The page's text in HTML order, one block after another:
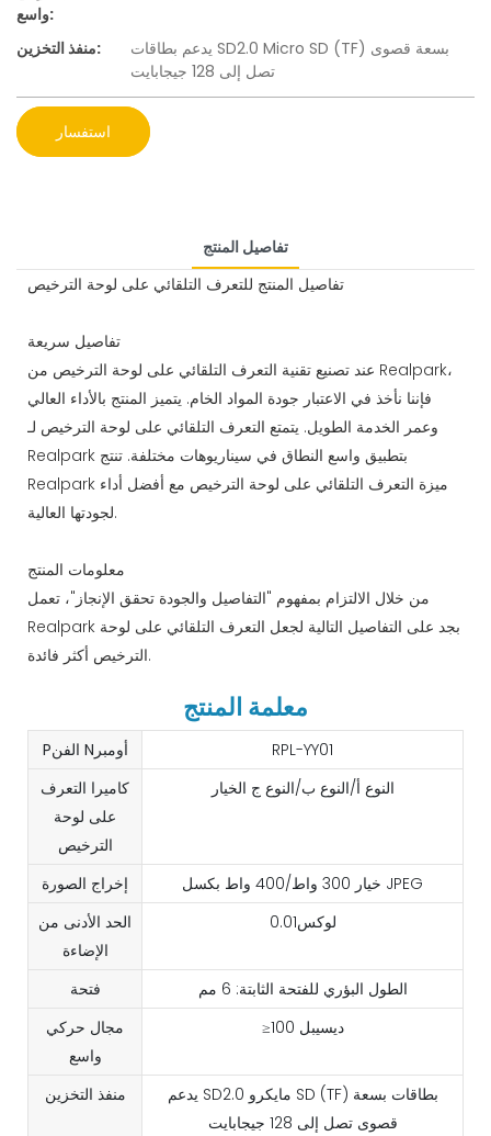
واسع:
منفذ التخزين:
يدعم بطاقات SD2.0 Micro SD (TF) بسعة قصوى
تصل إلى 128 جيجابايت
استفسار
تفاصيل المنتج
تفاصيل المنتج للتعرف التلقائي على لوحة الترخيص
تفاصيل سريعة
عند تصنيع تقنية التعرف التلقائي على لوحة الترخيص من Realpark،
فإننا نأخذ في الاعتبار جودة المواد الخام. يتميز المنتج بالأداء العالي
وعمر الخدمة الطويل. يتمتع التعرف التلقائي على لوحة الترخيص لـ
Realpark بتطبيق واسع النطاق في سيناريوهات مختلفة. تنتج
Realpark ميزة التعرف التلقائي على لوحة الترخيص مع أفضل أداء
لجودتها العالية.
معلومات المنتج
من خلال الالتزام بمفهوم "التفاصيل والجودة تحقق الإنجاز"، تعمل
Realpark بجد على التفاصيل التالية لجعل التعرف التلقائي على لوحة
الترخيص أكثر فائدة.
معلمة المنتج
Pالفن Nأومبر
RPL-YY01
كاميرا التعرف
على لوحة
الترخيص
النوع أ/النوع ب/النوع ج الخيار
إخراج الصورة
خيار 300 واط/400 واط بكسل JPEG
الحد الأدنى من
الإضاءة
لوكس0.01
فتحة
الطول البؤري للفتحة الثابتة: 6 مم
مجال حركي
واسع
≥100 ديسيبل
منفذ التخزين
يدعم SD2.0 مايكرو SD (TF) بطاقات بسعة
قصوى تصل إلى 128 جيجابايت